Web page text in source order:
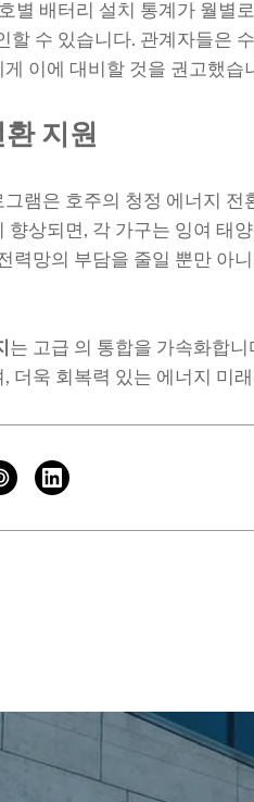
별 배터리 설치 통계가 월별
할 수 있습니다. 관계자들은
이에 대비할 것을 권고했습
지원
램은 호주의 청정 에너지
향상되면, 각 가구는 잉여 태
력망의 부담을 줄일 뿐만 아
는 고급 의 통합을 가속화합니
더욱 회복력 있는 에너지 미